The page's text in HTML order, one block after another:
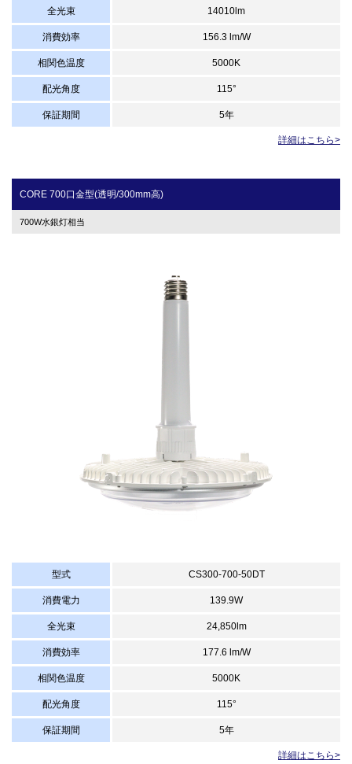
全光束 14010lm
消費効率 156.3 lm/W
相関色温度 5000K
配光角度 115°
保証期間 5年
詳細はこちら>
CORE 700口金型(透明/300mm高)
700W水銀灯相当
型式 CS300-700-50DT
消費電力 139.9W
全光束 24,850lm
消費効率 177.6 lm/W
相関色温度 5000K
配光角度 115°
保証期間 5年
詳細はこちら>